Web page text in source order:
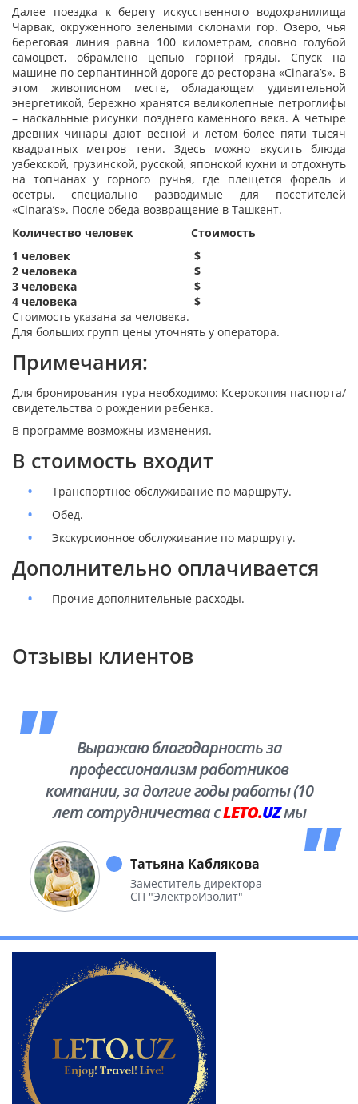
Далее поездка к берегу искусственного водохранилища
Чарвак, окруженного зелеными склонами гор. Озеро, чья
береговая линия равна 100 километрам, cловно голубой
самоцвет, обрамлено цепью горной гряды. Спуск на
машине по серпантинной дороге до ресторана «Cinara’s». В
этом живописном месте, обладающем удивительной
энергетикой, бережно хранятся великолепные петроглифы
– наскальные рисунки позднего каменного века. А четыре
древних чинары дают весной и летом более пяти тысяч
квадратных метров тени. Здесь можно вкусить блюда
узбекской, грузинской, русской, японской кухни и отдохнуть
на топчанах у горного ручья, где плещется форель и
осётры, специально разводимые для посетителей
«Cinara’s». После обеда возвращение в Ташкент.
Количество человек
Стоимость
1 человек
$
2 человека
$
3 человека
$
4 человека
$
Стоимость указана за человека.
Для больших групп цены уточнять у оператора.
Примечания:
Для бронирования тура необходимо: Ксерокопия паспорта/
свидетельства о рождении ребенка.
В программе возможны изменения.
В стоимость входит
Транспортное обслуживание по маршруту.
Обед.
Экскурсионное обслуживание по маршруту.
Дополнительно оплачивается
Прочие дополнительные расходы.
Отзывы клиентов
Выражаю благодарность за
профессионализм работников
компании, за долгие годы работы (10
лет сотрудничества сLETO.UZмы
необъятной Родины.
Татьяна Каблякова
Заместитель директора
СП "ЭлектроИзолит"